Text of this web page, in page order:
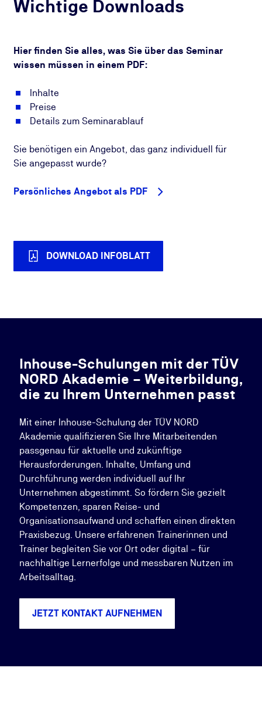
Wichtige Downloads
Hier finden Sie alles, was Sie über das Seminar
wissen müssen in einem PDF:
Inhalte
Preise
Details zum Seminarablauf
Sie benötigen ein Angebot, das ganz individuell für
Sie angepasst wurde?
Persönliches Angebot als PDF
DOWNLOAD INFOBLATT
Inhouse-Schulungen mit der TÜV
NORD Akademie – Weiterbildung,
die zu Ihrem Unternehmen passt
Mit einer Inhouse-Schulung der TÜV NORD
Akademie qualifizieren Sie Ihre Mitarbeitenden
passgenau für aktuelle und zukünftige
Herausforderungen. Inhalte, Umfang und
Durchführung werden individuell auf Ihr
Unternehmen abgestimmt. So fördern Sie gezielt
Kompetenzen, sparen Reise- und
Organisationsaufwand und schaffen einen direkten
Praxisbezug. Unsere erfahrenen Trainerinnen und
Trainer begleiten Sie vor Ort oder digital – für
nachhaltige Lernerfolge und messbaren Nutzen im
Arbeitsalltag.
JETZT KONTAKT AUFNEHMEN